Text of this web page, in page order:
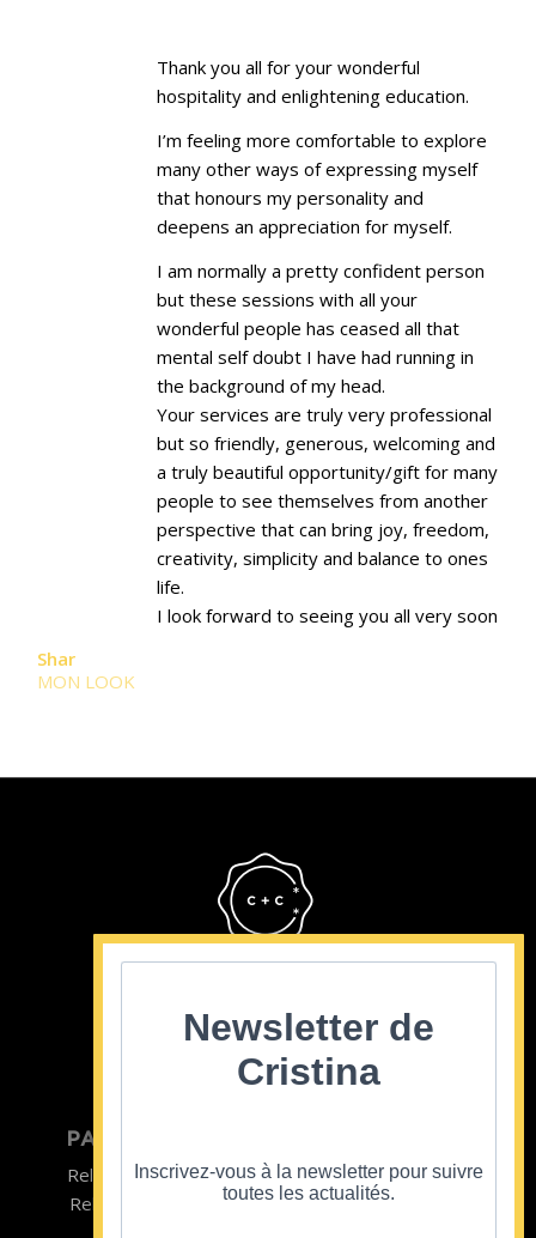
Thank you all for your wonderful
hospitality and enlightening education.
I’m feeling more comfortable to explore
many other ways of expressing myself
that honours my personality and
deepens an appreciation for myself.
I am normally a pretty confident person
but these sessions with all your
wonderful people has ceased all that
mental self doubt I have had running in
the background of my head.
Your services are truly very professional
but so friendly, generous, welcoming and
a truly beautiful opportunity/gift for many
people to see themselves from another
perspective that can bring joy, freedom,
creativity, simplicity and balance to ones
life.
I look forward to seeing you all very soon
Shar
MON LOOK
PARTICULIER
Relooking homme
Relooking femme
Team Building
Newsletter de
Cristina
Inscrivez-vous à la newsletter pour suivre
toutes les actualités.